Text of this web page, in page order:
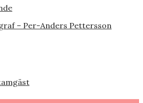
– Per-Anders Pettersson